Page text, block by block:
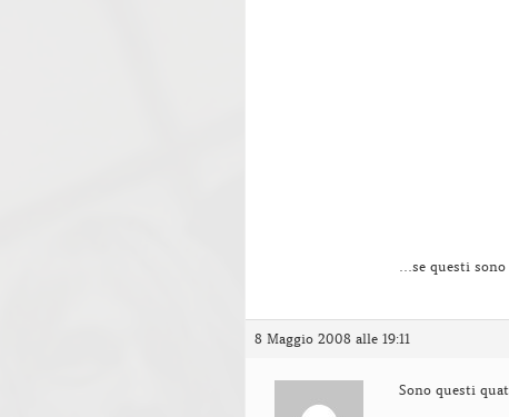
…se questi
8 Maggio 2008 alle 19:11
Sono questi